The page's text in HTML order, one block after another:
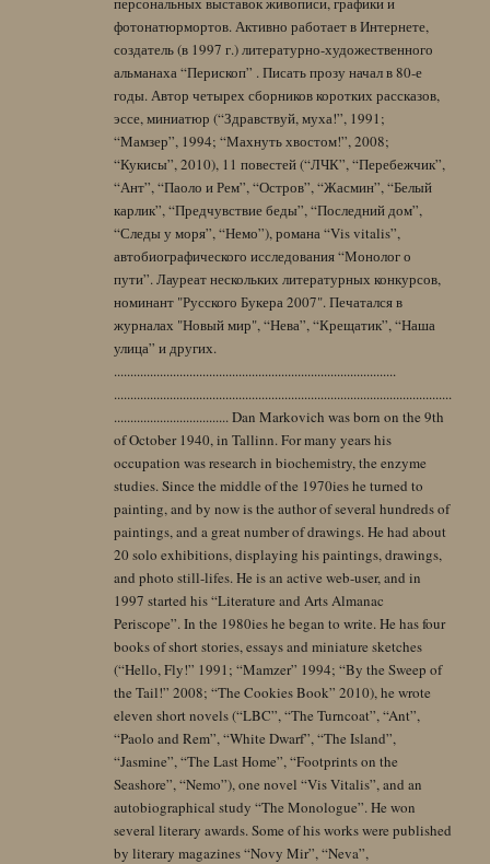
фотонатюрмортов. Активно работает в Интернете,
создатель (в 1997 г.) литературно-художественного
альманаха “Перископ” . Писать прозу начал в 80-е
годы. Автор четырех сборников коротких рассказов,
эссе, миниатюр (“Здравствуй, муха!”, 1991;
“Мамзер”, 1994; “Махнуть хвостом!”, 2008;
“Кукисы”, 2010), 11 повестей (“ЛЧК”, “Перебежчик”,
“Ант”, “Паоло и Рем”, “Остров”, “Жасмин”, “Белый
карлик”, “Предчувствие беды”, “Последний дом”,
“Следы у моря”, “Немо”), романа “Vis vitalis”,
автобиографического исследования “Монолог о
пути”. Лауреат нескольких литературных конкурсов,
номинант "Русского Букера 2007". Печатался в
журналах "Новый мир", “Нева”, “Крещатик”, “Наша
улица” и других.
......................................................................................
.......................................................................................................
................................... Dan Markovich was born on the 9th
of October 1940, in Tallinn. For many years his
occupation was research in biochemistry, the enzyme
studies. Since the middle of the 1970ies he turned to
painting, and by now is the author of several hundreds of
paintings, and a great number of drawings. He had about
20 solo exhibitions, displaying his paintings, drawings,
and photo still-lifes. He is an active web-user, and in
1997 started his “Literature and Arts Almanac
Periscope”. In the 1980ies he began to write. He has four
books of short stories, essays and miniature sketches
(“Hello, Fly!” 1991; “Mamzer” 1994; “By the Sweep of
the Tail!” 2008; “The Cookies Book” 2010), he wrote
eleven short novels (“LBC”, “The Turncoat”, “Ant”,
“Paolo and Rem”, “White Dwarf”, “The Island”,
“Jasmine”, “The Last Home”, “Footprints on the
Seashore”, “Nemo”), one novel “Vis Vitalis”, and an
autobiographical study “The Monologue”. He won
several literary awards. Some of his works were published
by literary magazines “Novy Mir”, “Neva”,